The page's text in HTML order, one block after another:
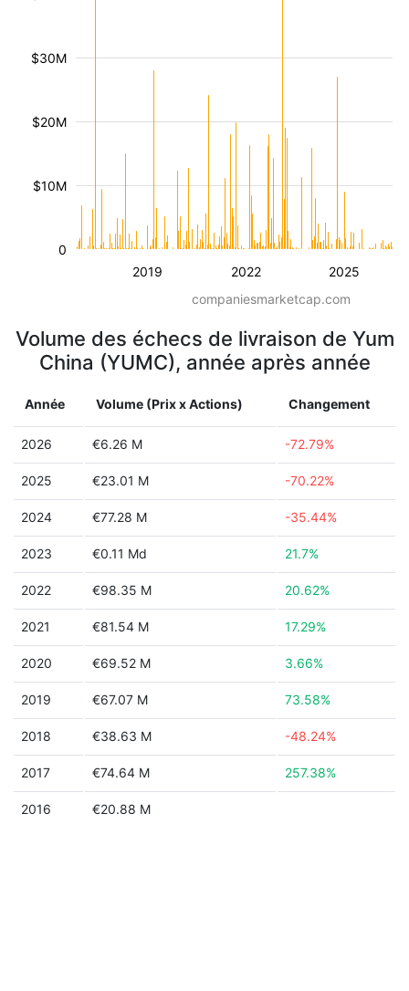
2019 2022 2025
$10M
$20M
$30M
0
companiesmarketcap.com
Volume des échecs de livraison de Yum
China (YUMC), année après année
Année Volume (Prix x Actions) Changement
2026 €6.26 M -72.79%
2025 €23.01 M -70.22%
2024 €77.28 M -35.44%
2023 €0.11 Md 21.7%
2022 €98.35 M 20.62%
2021 €81.54 M 17.29%
2020 €69.52 M 3.66%
2019 €67.07 M 73.58%
2018 €38.63 M -48.24%
2017 €74.64 M 257.38%
2016 €20.88 M